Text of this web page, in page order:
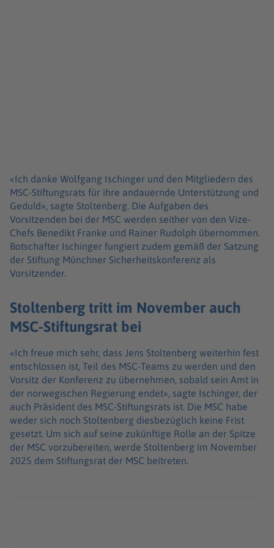
«Ich danke Wolfgang Ischinger und den Mitgliedern des
MSC-Stiftungsrats für ihre andauernde Unterstützung und
Geduld», sagte Stoltenberg. Die Aufgaben des
Vorsitzenden bei der MSC werden seither von den Vize-
Chefs Benedikt Franke und Rainer Rudolph übernommen.
Botschafter Ischinger fungiert zudem gemäß der Satzung
der Stiftung Münchner Sicherheitskonferenz als
Vorsitzender.
Stoltenberg tritt im November auch
MSC-Stiftungsrat bei
«Ich freue mich sehr, dass Jens Stoltenberg weiterhin fest
entschlossen ist, Teil des MSC-Teams zu werden und den
Vorsitz der Konferenz zu übernehmen, sobald sein Amt in
der norwegischen Regierung endet», sagte Ischinger, der
auch Präsident des MSC-Stiftungsrats ist. Die MSC habe
weder sich noch Stoltenberg diesbezüglich keine Frist
gesetzt. Um sich auf seine zukünftige Rolle an der Spitze
der MSC vorzubereiten, werde Stoltenberg im November
2025 dem Stiftungsrat der MSC beitreten.